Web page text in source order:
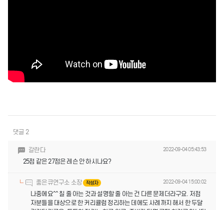
댓글 2
갈란다 2022-09-04 05:43:53
25점 같은 27점은 레슨 안 하시나요?
좋은큐연구소 소장 작성자 2022-09-04 15:00:02
나중에요^^ 칠 줄 아는 것과 설명할 줄 아는 건 다른 문제더라구요. 저점
자분들을 대상으로 한 커리큘럼 정리하는 데에도 사례까지 해서 한 두달